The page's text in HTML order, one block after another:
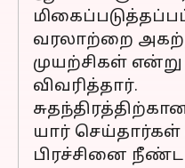
வரலாற்றை
முயற்சிகள்
விவரித்தார்.
யார் செய்தார்கள்
பிரச்சினை